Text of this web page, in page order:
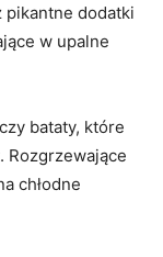
pikantne dodatki
‍w ⁤upalne
bataty, które⁣
Rozgrzewające
chłodne⁢